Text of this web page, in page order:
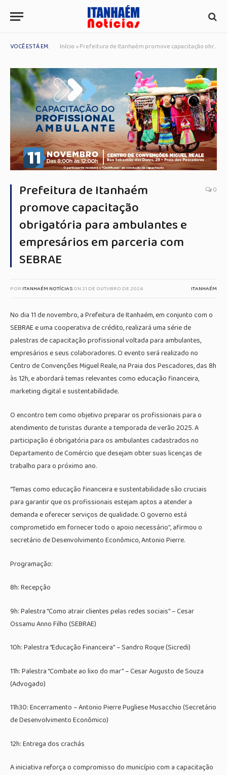
VOCÊ ESTÁ EM: Início »Prefeitura de Itanhaém promove capacitação obrigatória para ambulantes e empresários em parceria com SEBRAE
Prefeitura de Itanhaém
promove capacitação
obrigatória para ambulantes e
empresários em parceria com
SEBRAE
0
POR ITANHAÉM NOTÍCIASON21 DE OUTUBRO DE 2024 ITANHAÉM
No dia 11 de novembro, a Prefeitura de Itanhaém, em conjunto com o
SEBRAE e uma cooperativa de crédito, realizará uma série de
palestras de capacitação profissional voltada para ambulantes,
empresários e seus colaboradores. O evento será realizado no
Centro de Convenções Miguel Reale, na Praia dos Pescadores, das 8h
às 12h, e abordará temas relevantes como educação financeira,
marketing digital e sustentabilidade.
O encontro tem como objetivo preparar os profissionais para o
atendimento de turistas durante a temporada de verão 2025. A
participação é obrigatória para os ambulantes cadastrados no
Departamento de Comércio que desejam obter suas licenças de
trabalho para o próximo ano.
“Temas como educação financeira e sustentabilidade são cruciais
para garantir que os profissionais estejam aptos a atender a
demanda e oferecer serviços de qualidade. O governo está
comprometido em fornecer todo o apoio necessário”, afirmou o
secretário de Desenvolvimento Econômico, Antonio Pierre.
Programação:
8h: Recepção
9h: Palestra “Como atrair clientes pelas redes sociais” – Cesar
Ossamu Anno Filho (SEBRAE)
10h: Palestra “Educação Financeira” – Sandro Roque (Sicredi)
11h: Palestra “Combate ao lixo do mar” – Cesar Augusto de Souza
(Advogado)
11h30: Encerramento – Antonio Pierre Pugliese Musacchio (Secretário
de Desenvolvimento Econômico)
12h: Entrega dos crachás
A iniciativa reforça o compromisso do município com a capacitação